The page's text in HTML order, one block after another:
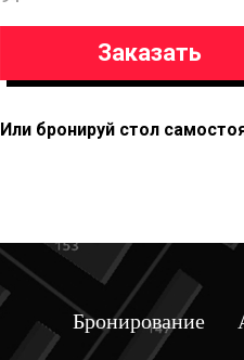
Заказать
Или бронируй стол
Бронирование